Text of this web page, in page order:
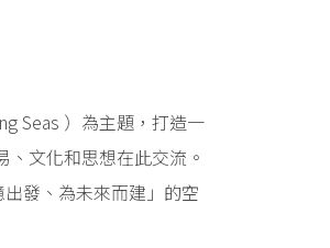
Seas ）為主題，打造一
文化和思想在此交流。
發、為未來而建」的空